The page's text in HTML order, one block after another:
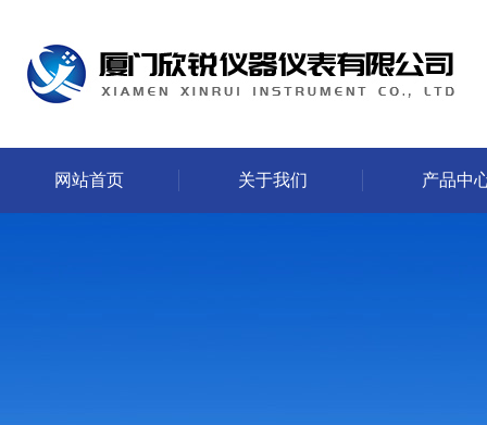
网站首页 关于我们 产品中